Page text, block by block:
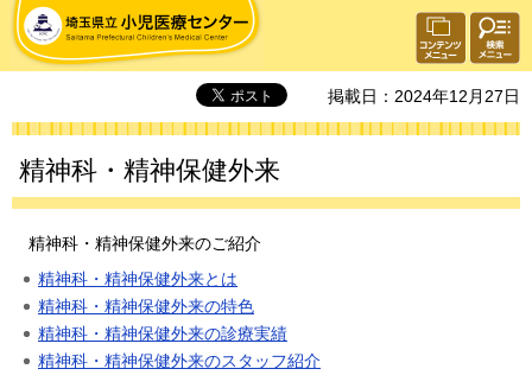
埼玉県立 小児医療センター
コンテ
ンツメ
ニュー
検索・
共通メ
ニュー
掲載日：2024年12月27日
精神科・精神保健外来
精神科・精神保健外来のご紹介
精神科・精神保健外来とは
精神科・精神保健外来の特色
精神科・精神保健外来の診療実績
精神科・精神保健外来のスタッフ紹介